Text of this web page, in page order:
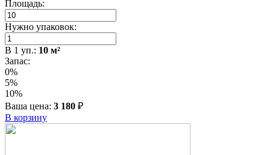
Площадь:
Нужно упаковок:
В 1 уп.: 10 м²
Запас:
0%
5%
10%
Ваша цена: 3 180 ₽
В корзину